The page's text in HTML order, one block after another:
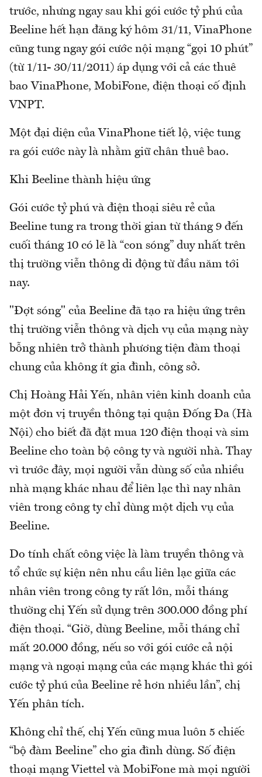
trước, nhưng ngay sau khi gói cước tỷ phú của
Beeline hết hạn đăng ký hôm 31/11, VinaPhone
cũng tung ngay gói cước nội mạng “gọi 10 phút”
(từ 1/11- 30/11/2011) áp dụng với cả các thuê
bao VinaPhone, MobiFone, điện thoại cố định
VNPT.
Một đại diện của VinaPhone tiết lộ, việc tung
ra gói cước này là nhằm giữ chân thuê bao.
Khi Beeline thành hiệu ứng
Gói cước tỷ phú và điện thoại siêu rẻ của
Beeline tung ra trong thời gian từ tháng 9 đến
cuối tháng 10 có lẽ là “con sóng” duy nhất trên
thị trường viễn thông di động từ đầu năm tới
nay.
"Đợt sóng" của Beeline đã tạo ra hiệu ứng trên
thị trường viễn thông và dịch vụ của mạng này
bỗng nhiên trở thành phương tiện đàm thoại
chung của không ít gia đình, công sở.
Chị Hoàng Hải Yến, nhân viên kinh doanh của
một đơn vị truyền thông tại quận Đống Đa (Hà
Nội) cho biết đã đặt mua 120 điện thoại và sim
Beeline cho toàn bộ công ty và người nhà. Thay
vì trước đây, mọi người vẫn dùng số của nhiều
nhà mạng khác nhau để liên lạc thì nay nhân
viên trong công ty chỉ dùng một dịch vụ của
Beeline.
Do tính chất công việc là làm truyền thông và
tổ chức sự kiện nên nhu cầu liên lạc giữa các
nhân viên trong công ty rất lớn, mỗi tháng
thường chị Yến sử dụng trên 300.000 đồng phí
điện thoại. “Giờ, dùng Beeline, mỗi tháng chỉ
mất 20.000 đồng, nếu so với gói cước cả nội
mạng và ngoại mạng của các mạng khác thì gói
cước tỷ phú của Beeline rẻ hơn nhiều lần”, chị
Yến phân tích.
Không chỉ thế, chị Yến cũng mua luôn 5 chiếc
“bộ đàm Beeline” cho gia đình dùng. Số điện
thoại mạng Viettel và MobiFone mà mọi người